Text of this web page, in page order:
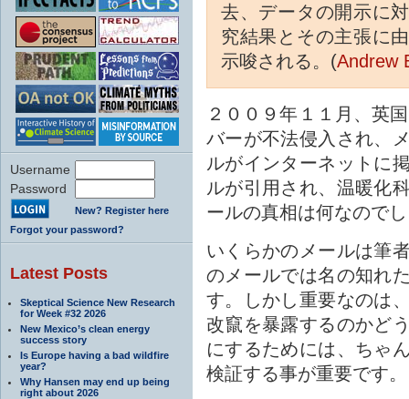
Username
Password
New? Register here
Forgot your password?
Latest Posts
Skeptical Science New Research
for Week #32 2026
New Mexico’s clean energy
success story
Is Europe having a bad wildfire
year?
Why Hansen may end up being
right about 2026
去、データの開示に
究結果とその主張に
示唆される。(Andrew
２００９年１１月、英
バーが不法侵入され、
ルがインターネットに
ルが引用され、温暖化
ールの真相は何なので
いくらかのメールは筆
のメールでは名の知れ
す。しかし重要なのは
改竄を暴露するのかど
にするためには、ちゃ
検証する事が重要です。